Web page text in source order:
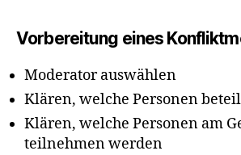
Vorbereitung eines
Moderator auswählen
Klären, welche Personen
Klären, welche Personen am
teilnehmen werden